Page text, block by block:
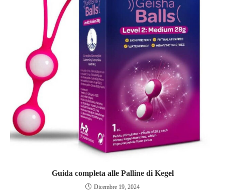
Guida completa alle Palline di Kegel
Dicembre 19, 2024